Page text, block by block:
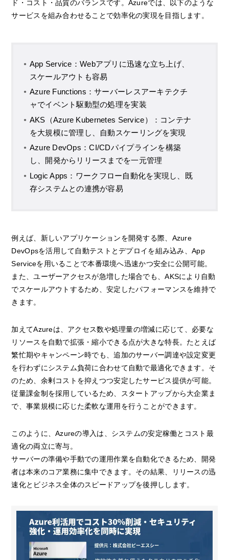
ド・コスト・品質のバランスです。Azureでは、以下のような
サービスを組み合わせることで効率化の実現を目指します。
App Service：Webアプリに迅速な立ち上げ、
スケールアウトも容易
Azure Functions：サーバーレスアーキテクチ
ャでイベント駆動型の処理を実装
AKS（Azure Kubernetes Service）：コンテナ
を大規模に管理し、自動スケーリングを実現
Azure DevOps：CI/CDパイプラインを構築
し、開発からリリースまでを一元管理
Logic Apps：ワークフロー自動化を実現し、既
存システムとの連携が容易
例えば、新しいアプリケーションを開発する際、Azure
DevOpsを活用して自動テストとデプロイを組み込み、App
Serviceを用いることで本番環境へ迅速かつ安全に公開可能。
また、ユーザーアクセスが急増した場合でも、AKSにより自動
でスケールアウトするため、安定したパフォーマンスを維持で
きます。
加えてAzureは、アクセス数や処理量の増減に応じて、必要な
リソースを自動で拡張・縮小できる点が大きな特長。たとえば
繁忙期やキャンペーン時でも、追加のサーバー調達や設定変更
を行わずにシステム負荷に合わせて自動で最適化できます。そ
のため、余剰コストを抑えつつ安定したサービス提供が可能。
従量課金制を採用しているため、スタートアップから大企業ま
で、事業規模に応じた柔軟な運用を行うことができます。
このように、Azureの導入は、システムの安定稼働とコスト最
適化の両立に寄与。
サーバーの準備や手動での運用作業を自動化できるため、開発
者は本来のコア業務に集中できます。その結果、リリースの迅
速化とビジネス全体のスピードアップを後押しします。